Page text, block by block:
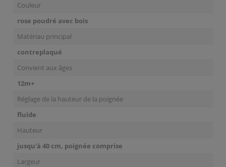
Couleur
rose poudré avec bois
Matériau principal
contreplaqué
Convient aux âges
12m+
Réglage de la hauteur de la poignée
fluide
Hauteur
jusqu'à 40 cm, poignée comprise
Largeur